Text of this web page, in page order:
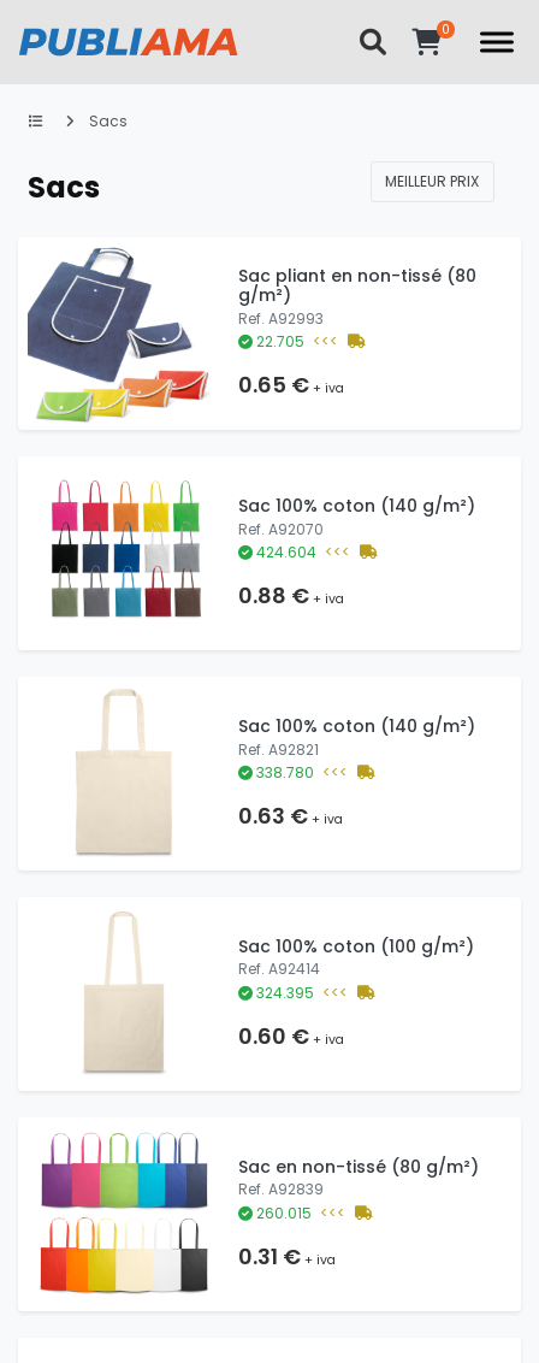
Sacs
Sacs MEILLEUR PRIX
Sac pliant en non-tissé (80
g/m²)
Ref. A92993
22.705 <<<
0.65 €+ iva
Sac 100% coton (140 g/m²)
Ref. A92070
424.604 <<<
0.88 €+ iva
Sac 100% coton (140 g/m²)
Ref. A92821
338.780 <<<
0.63 €+ iva
Sac 100% coton (100 g/m²)
Ref. A92414
324.395 <<<
0.60 €+ iva
Sac en non-tissé (80 g/m²)
Ref. A92839
260.015 <<<
0.31 €+ iva